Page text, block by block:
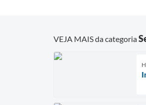
VEJA MAIS da categoria